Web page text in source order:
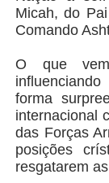
Micah, do
Comando
O que
forma
internacional
das Forças
posições
resgatarem